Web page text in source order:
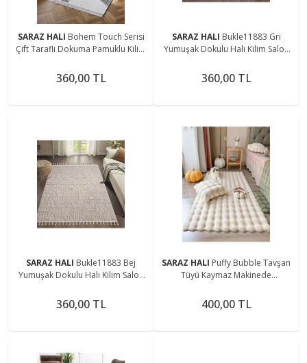
SARAZ HALI Bohem Touch Serisi
Çift Taraflı Dokuma Pamuklu Kilim
360,00 TL
SARAZ HALI Bukle11883 Gri
Yumuşak Dokulu Halı Kilim Salon
Dokuma Makine Halısı
360,00 TL
SARAZ HALI Bukle11883 Bej
Yumuşak Dokulu Halı Kilim Salon
Dokuma Makine Halısı
360,00 TL
SARAZ HALI Puffy Bubble Tavşan
Tüyü Kaymaz Makinede
Halı
400,00 TL